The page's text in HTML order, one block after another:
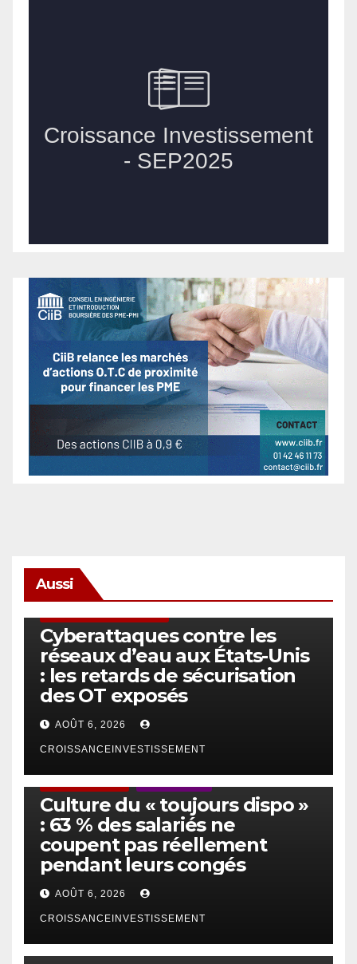
Aussi
Cyberattaques contre les
réseaux d’eau aux États-Unis
: les retards de sécurisation
des OT exposés
AOÛT 6, 2026
CROISSANCEINVESTISSEMENT
Culture du « toujours dispo »
: 63 % des salariés ne
coupent pas réellement
pendant leurs congés
AOÛT 6, 2026
CROISSANCEINVESTISSEMENT